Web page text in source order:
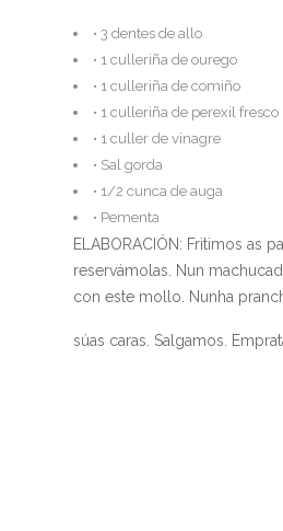
• 3 dentes de allo
• 1 culleriña de ourego
• 1 culleriña de comiño
• 1 culleriña de perexil fresco
• 1 culler de vinagre
• Sal gorda
• 1/2 cunca de auga
• Pementa
ELABORACIÓN: Fritimos as
reservámolas. Nun
con este mollo. Nunha
súas caras. Salgamos.